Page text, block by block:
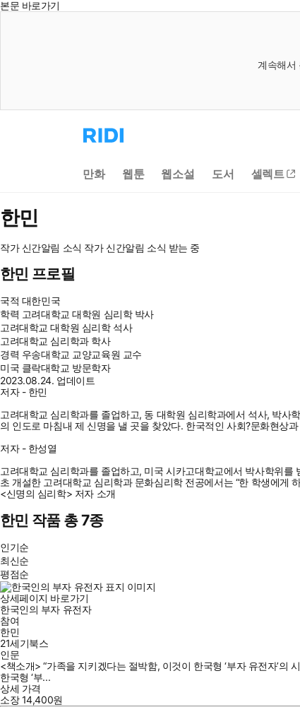
본문 바로가기
계속해서
리
디
으
로
만화 웹툰 웹소설 도서 셀렉트
한민
작가 신간알림 소식 작가 신간알림 소식 받는 중
한민 프로필
국적 대한민국
학력 고려대학교 대학원 심리학 박사
고려대학교 대학원 심리학 석사
고려대학교 심리학과 학사
경력 우송대학교 교양교육원 교수
미국 클락대학교 방문학자
2023.08.24. 업데이트
저자 - 한민
고려대학교 심리학과를 졸업하고, 동 대학원 심리학과에서 석사, 박
의 인도로 마침내 제 신명을 낼 곳을 찾았다. 한국적인 사회?문화현상
저자 - 한성열
고려대학교 심리학과를 졸업하고, 미국 시카고대학교에서 박사학위
초 개설한 고려대학교 심리학과 문화심리학 전공에서는 “한 학생에게
<신명의 심리학> 저자 소개
한민 작품 총 7종
인기순
최신순
평점순
상세페이지 바로가기
한국인의 부자 유전자
참여
한민
21세기북스
인문
<책소개> “가족을 지키겠다는 절박함, 이것이 한국형 ‘부자 유전자’의
한국형 ‘부...
상세 가격
소장14,400원